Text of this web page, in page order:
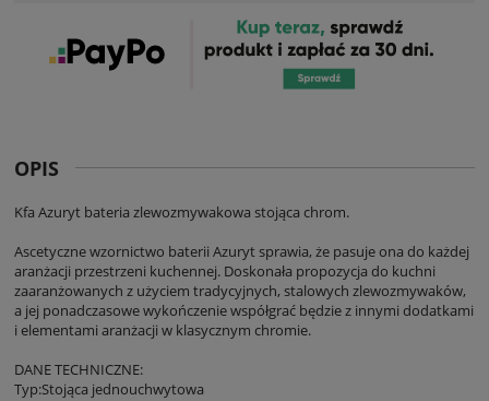
OPIS
Kfa Azuryt bateria zlewozmywakowa stojąca chrom.
Ascetyczne wzornictwo baterii Azuryt sprawia, że pasuje ona do każdej
aranżacji przestrzeni kuchennej. Doskonała propozycja do kuchni
zaaranżowanych z użyciem tradycyjnych, stalowych zlewozmywaków,
a jej ponadczasowe wykończenie współgrać będzie z innymi dodatkami
i elementami aranżacji w klasycznym chromie.
DANE TECHNICZNE:
Typ:Stojąca jednouchwytowa